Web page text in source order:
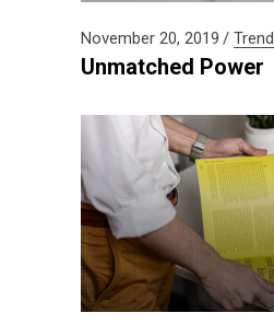
November 20, 2019 Trend
Unmatched Power